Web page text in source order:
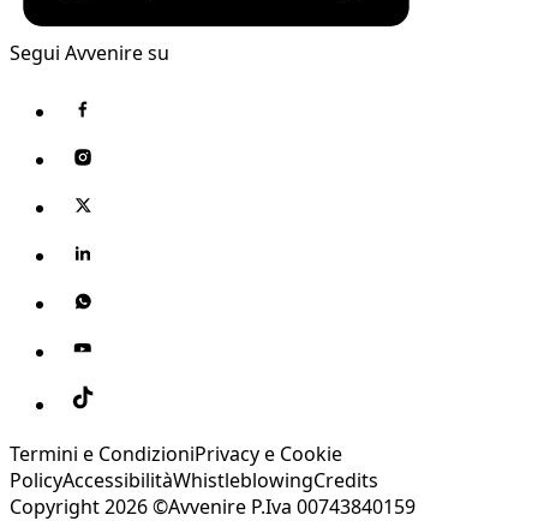
Segui Avvenire su
Termini e CondizioniPrivacy e Cookie
PolicyAccessibilitàWhistleblowingCredits
Copyright 2026 ©Avvenire P.Iva 00743840159